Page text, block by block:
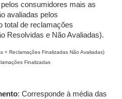
consumidores mais as
avaliadas pelos
total de reclamações
Resolvidas e Não Avaliadas).
+ Reclamações Finalizadas Não Avaliadas)
Finalizadas
: Corresponde à média das